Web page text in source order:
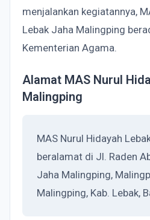
menjalankan kegiatannya,
Lebak Jaha Malingping
Kementerian Agama.
Alamat MAS Nurul
Malingping
MAS Nurul Hidayah
beralamat di Jl. Raden
Jaha Malingping,
Malingping, Kab. Lebak,